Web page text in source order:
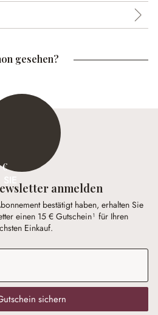
gesehen?
€
anmelden
bestätigt haben, erhalten Sie
einen 15 € Gutschein¹ für Ihren
Einkauf.
sichern